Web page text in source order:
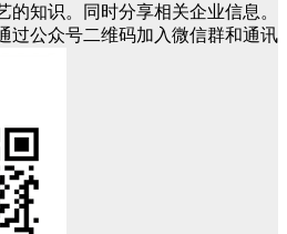
的知识。同时分享相关企业信息。
过公众号二维码加入微信群和通讯